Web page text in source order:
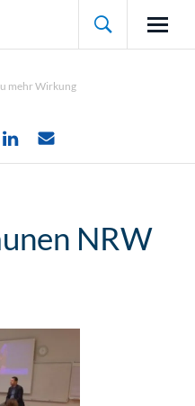

mehr Wirkung
NRW